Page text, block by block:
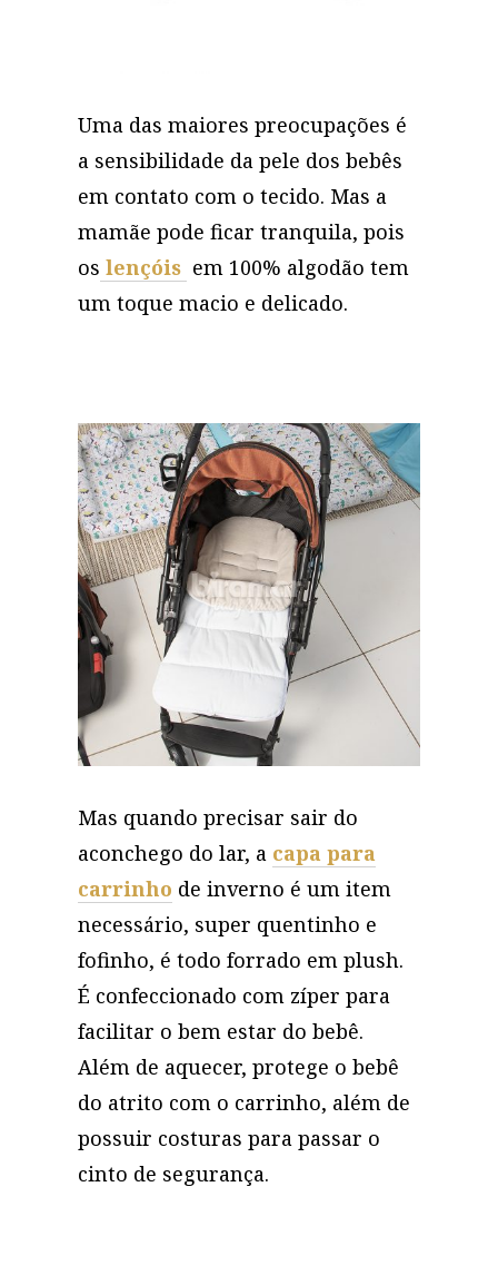
Uma das maiores preocupações é
a sensibilidade da pele dos bebês
em contato com o tecido. Mas a
mamãe pode ficar tranquila, pois
os lençóis em 100% algodão tem
um toque macio e delicado.
Mas quando precisar sair do
aconchego do lar, a capa para
carrinho de inverno é um item
necessário, super quentinho e
fofinho, é todo forrado em plush.
É confeccionado com zíper para
facilitar o bem estar do bebê.
Além de aquecer, protege o bebê
do atrito com o carrinho, além de
possuir costuras para passar o
cinto de segurança.